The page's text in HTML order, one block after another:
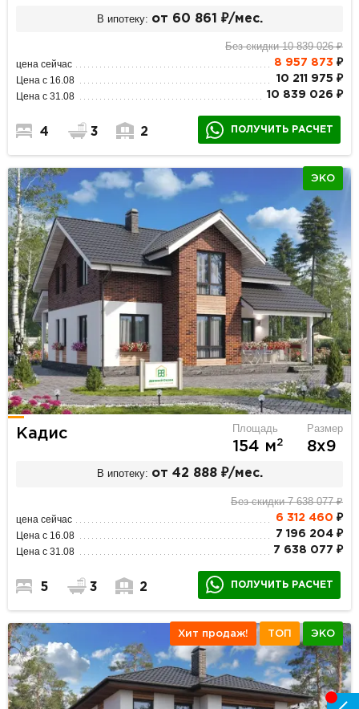
В ипотеку: от 60 861 ₽/мес.
Без скидки 10 839 026 ₽
цена сейчас 8 957 873 ₽
Цена с 16.08 10 211 975 ₽
Цена с 31.08 10 839 026 ₽
4 3 2 ПОЛУЧИТЬ РАСЧЕТ
ЭКО
Кадис Площадь
154 м2
Размер
8х9
В ипотеку: от 42 888 ₽/мес.
Без скидки 7 638 077 ₽
цена сейчас 6 312 460 ₽
Цена с 16.08 7 196 204 ₽
Цена с 31.08 7 638 077 ₽
5 3 2 ПОЛУЧИТЬ РАСЧЕТ
Хит продаж! ТОП ЭКО